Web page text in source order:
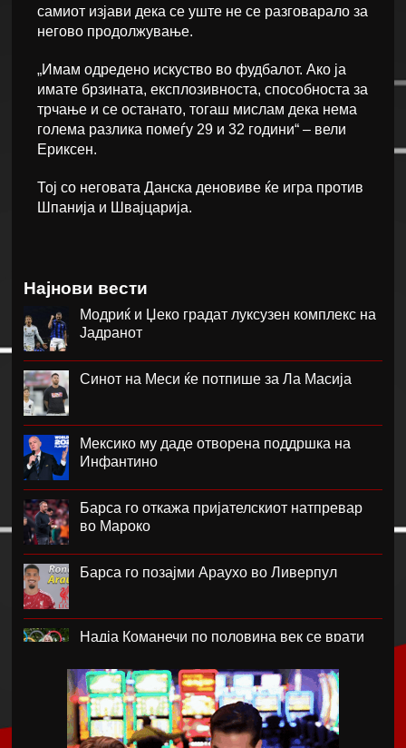
самиот изјави дека се уште не се разговарало за
негово продолжување.
„Имам одредено искуство во фудбалот. Ако ја
имате брзината, експлозивноста, способноста за
трчање и се останато, тогаш мислам дека нема
голема разлика помеѓу 29 и 32 години“ – вели
Ериксен.
Тој со неговата Данска деновиве ќе игра против
Шпанија и Швајцарија.
Најнови вести
Модриќ и Џеко градат луксузен комплекс на
Јадранот
Синот на Меси ќе потпише за Ла Масија
Мексико му даде отворена поддршка на
Инфантино
Барса го откажа пријателскиот натпревар
во Мароко
Барса го позајми Араухо во Ливерпул
Надја Команечи по половина век се врати
ФК Пелистер со заштитен бренд по 81
година постоење !